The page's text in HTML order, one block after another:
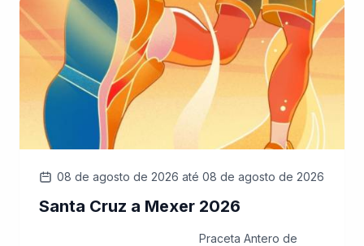
08 de agosto de 2026 até 08 de agosto de 2026
Santa Cruz a Mexer 2026
Praceta Antero de